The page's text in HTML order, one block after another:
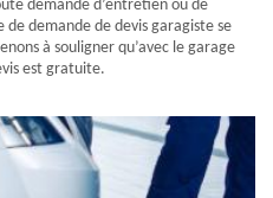
demande d’entretien ou de
demande de devis garagiste se
à souligner qu’avec le garage
est gratuite.